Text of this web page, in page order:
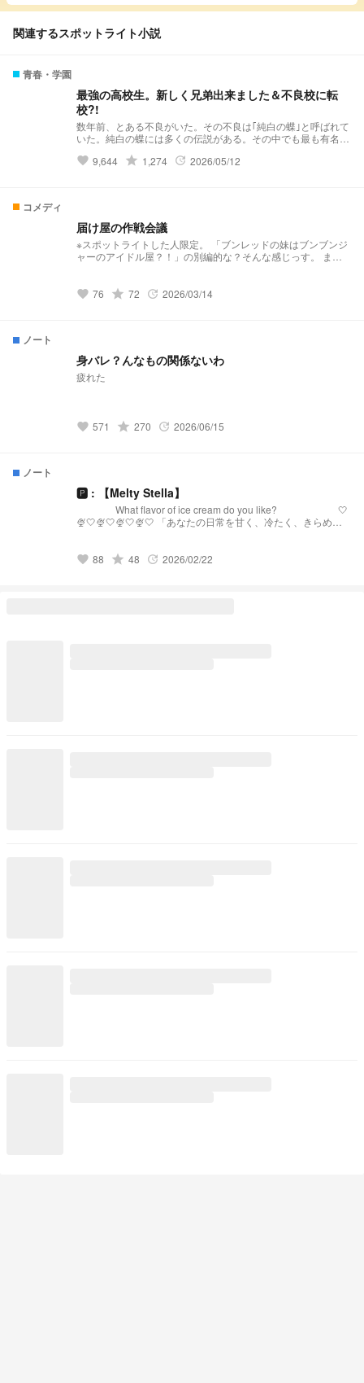
関連するスポットライト小説
青春・学園
最強の高校生。新しく兄弟出来ました＆不良校に転
校?!
数年前、とある不良がいた。その不良は｢純白の蝶｣と呼ばれて
いた。純白の蝶には多くの伝説がある。その中でも最も有名な
良グループを1人で潰したという伝説だ。 そんな伝説を持って
子。
favorite 9,644 grade 1,274 update 2026/05/12
コメディ
届け屋の作戦会議
※スポットライトした人限定。 「ブンレッドの妹はブンブンジ
ャーのアイドル屋？！」の別編的な？そんな感じっす。 まあ
favorite 76 grade 72 update 2026/03/14
ノート
身バレ？んなもの関係ないわ
疲れた
favorite 571 grade 270 update 2026/06/15
ノート
🅿︎ : 【Melty Stella】
What flavor of ice cream do you like? 🤍
🍨🤍🍨🤍🍨🤍🍨🤍 「あなたの日常を甘く、冷たく、きらめか
届けるプリチューバ事務所です。 略称:メルステ 事務
favorite 88 grade 48 update 2026/02/22